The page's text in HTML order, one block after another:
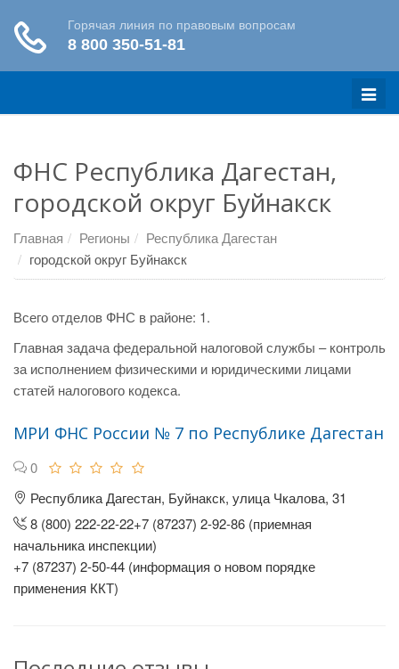
Меню
ФНС Республика Дагестан,
городской округ Буйнакск
Главная Регионы
Республика Дагестан
городской округ Буйнакск
Всего отделов ФНС в районе: 1.
Главная задача федеральной налоговой службы – контроль
за исполнением физическими и юридическими лицами
статей налогового кодекса.
МРИ ФНС России № 7 по Республике Дагестан
0
Республика Дагестан, Буйнакск, улица Чкалова, 31
8 (800) 222-22-22+7 (87237) 2-92-86 (приемная
начальника инспекции)
+7 (87237) 2-50-44 (информация о новом порядке
применения ККТ)